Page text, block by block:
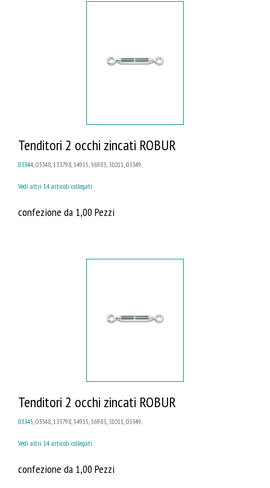
Tenditori 2 occhi zincati ROBUR
03344 , 03348, 133798, 54915, 56983, 31011, 03349...
Vedi altri 14 articoli collegati
confezione da 1,00 Pezzi
Tenditori 2 occhi zincati ROBUR
03345, 03348, 133798, 54915, 56983, 31011, 03349...
Vedi altri 14 articoli collegati
confezione da 1,00 Pezzi